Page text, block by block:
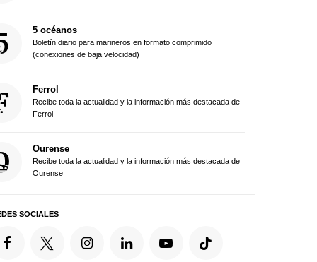
5 océanos
Boletín diario para marineros en formato comprimido
(conexiones de baja velocidad)
Ferrol
Recibe toda la actualidad y la información más destacada de
Ferrol
Ourense
Recibe toda la actualidad y la información más destacada de
Ourense
SOCIALES